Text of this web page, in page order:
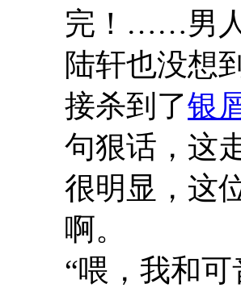
完！……男
陆轩也没想
接杀到了银
句狠话，这
很明显，这
啊。
“喂，我和